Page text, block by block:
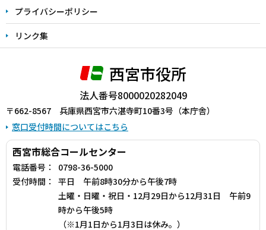
プライバシーポリシー
リンク集
西宮市役所
法人番号8000020282049
〒662-8567 兵庫県西宮市六湛寺町10番3号（本庁舎）
窓口受付時間についてはこちら
西宮市総合コールセンター
電話番号：
0798-36-5000
受付時間：
平日 午前8時30分から午後7時
土曜・日曜・祝日・12月29日から12月31日 午前9
時から午後5時
（※1月1日から1月3日は休み。）